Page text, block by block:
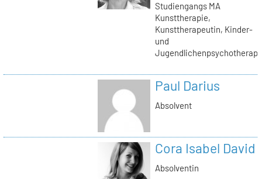
Studiengangs MA
Kunsttherapie,
Kunsttherapeutin, Kinder-
und
Paul Darius
Absolvent
Cora Isabel David
Absolventin